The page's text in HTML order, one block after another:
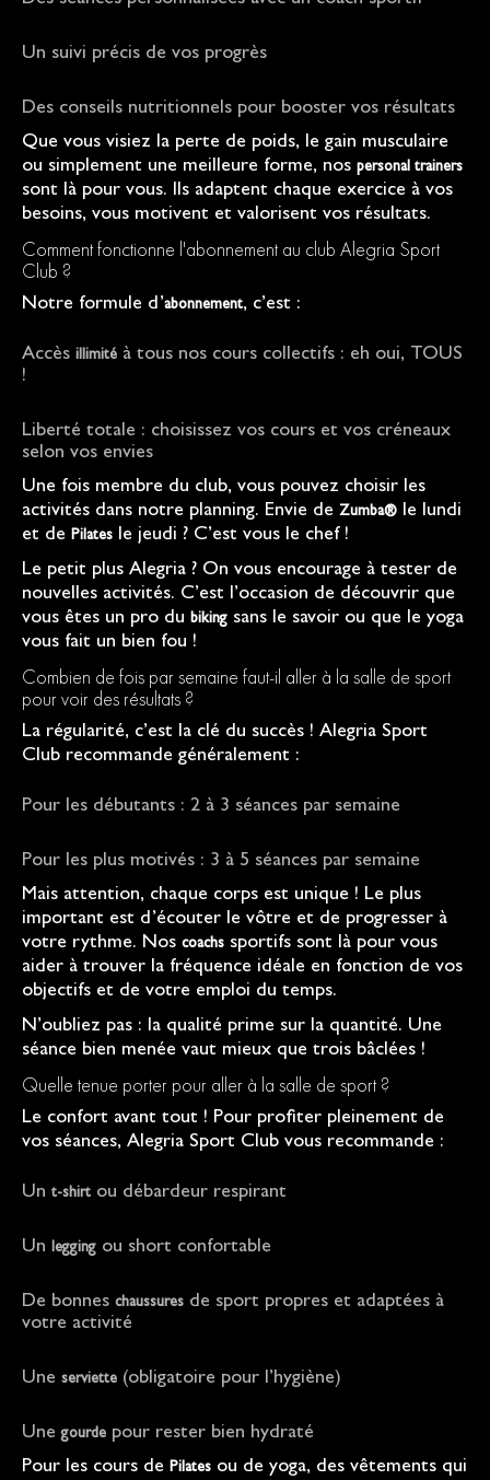
Un suivi précis de vos progrès
Des conseils nutritionnels pour booster vos résultats
Que vous visiez la perte de poids, le gain musculaire
ou simplement une meilleure forme, nos personal trainers
sont là pour vous. Ils adaptent chaque exercice à vos
besoins, vous motivent et valorisent vos résultats.
Comment fonctionne l'abonnement au club Alegria Sport
Club ?
Notre formule d’abonnement, c’est :
Accès illimité à tous nos cours collectifs : eh oui, TOUS
!
Liberté totale : choisissez vos cours et vos créneaux
selon vos envies
Une fois membre du club, vous pouvez choisir les
activités dans notre planning. Envie de Zumba® le lundi
et de Pilates le jeudi ? C’est vous le chef !
Le petit plus Alegria ? On vous encourage à tester de
nouvelles activités. C’est l’occasion de découvrir que
vous êtes un pro du biking sans le savoir ou que le yoga
vous fait un bien fou !
Combien de fois par semaine faut-il aller à la salle de sport
pour voir des résultats ?
La régularité, c’est la clé du succès ! Alegria Sport
Club recommande généralement :
Pour les débutants : 2 à 3 séances par semaine
Pour les plus motivés : 3 à 5 séances par semaine
Mais attention, chaque corps est unique ! Le plus
important est d’écouter le vôtre et de progresser à
votre rythme. Nos coachs sportifs sont là pour vous
aider à trouver la fréquence idéale en fonction de vos
objectifs et de votre emploi du temps.
N’oubliez pas : la qualité prime sur la quantité. Une
séance bien menée vaut mieux que trois bâclées !
Quelle tenue porter pour aller à la salle de sport ?
Le confort avant tout ! Pour profiter pleinement de
vos séances, Alegria Sport Club vous recommande :
Un t-shirt ou débardeur respirant
Un legging ou short confortable
De bonnes chaussures de sport propres et adaptées à
votre activité
Une serviette (obligatoire pour l’hygiène)
Unegourde pour rester bien hydraté
Pour les cours de Pilates ou de yoga, des vêtements qui